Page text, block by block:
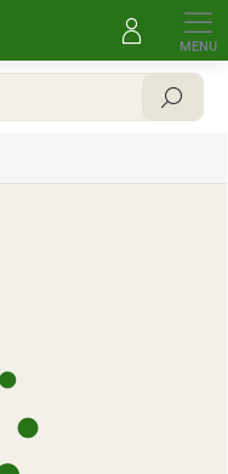
Hledat